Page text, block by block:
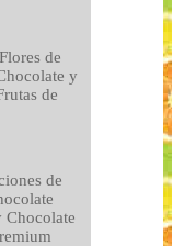
de
y
de
de
Chocolate